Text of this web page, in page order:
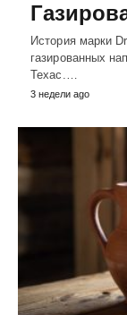
История марки
газированных
Техас.…
3 недели ago